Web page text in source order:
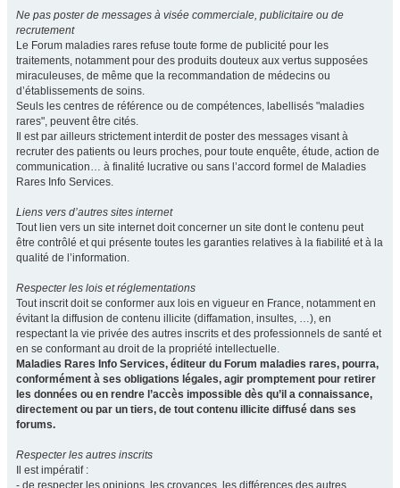
Ne pas poster de messages à visée commerciale, publicitaire ou de
recrutement
Le Forum maladies rares refuse toute forme de publicité pour les
traitements, notamment pour des produits douteux aux vertus supposées
miraculeuses, de même que la recommandation de médecins ou
d’établissements de soins.
Seuls les centres de référence ou de compétences, labellisés "maladies
rares", peuvent être cités.
Il est par ailleurs strictement interdit de poster des messages visant à
recruter des patients ou leurs proches, pour toute enquête, étude, action de
communication… à finalité lucrative ou sans l’accord formel de Maladies
Rares Info Services.
Liens vers d’autres sites internet
Tout lien vers un site internet doit concerner un site dont le contenu peut
être contrôlé et qui présente toutes les garanties relatives à la fiabilité et à la
qualité de l’information.
Respecter les lois et réglementations
Tout inscrit doit se conformer aux lois en vigueur en France, notamment en
évitant la diffusion de contenu illicite (diffamation, insultes, …), en
respectant la vie privée des autres inscrits et des professionnels de santé et
en se conformant au droit de la propriété intellectuelle.
Maladies Rares Info Services, éditeur du Forum maladies rares, pourra,
conformément à ses obligations légales, agir promptement pour retirer
les données ou en rendre l’accès impossible dès qu’il a connaissance,
directement ou par un tiers, de tout contenu illicite diffusé dans ses
forums.
Respecter les autres inscrits
Il est impératif :
- de respecter les opinions, les croyances, les différences des autres